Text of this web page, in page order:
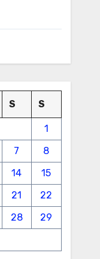
S S
1
7
8
14
15
21
22
28
29